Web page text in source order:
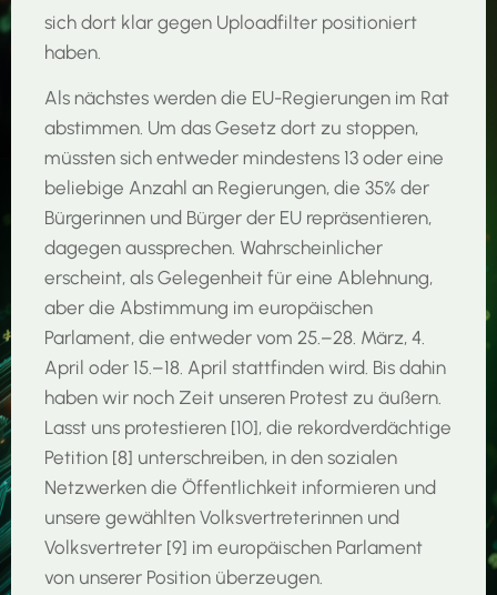
sich dort klar gegen Uploadfilter positioniert
haben.
Als nächstes werden die EU-Regierungen im Rat
abstimmen. Um das Gesetz dort zu stoppen,
müssten sich entweder mindestens 13 oder eine
beliebige Anzahl an Regierungen, die 35% der
Bürgerinnen und Bürger der EU repräsentieren,
dagegen aussprechen. Wahrscheinlicher
erscheint, als Gelegenheit für eine Ablehnung,
aber die Abstimmung im europäischen
Parlament, die entweder vom 25.–28. März, 4.
April oder 15.–18. April stattfinden wird. Bis dahin
haben wir noch Zeit unseren Protest zu äußern.
Lasst uns protestieren [10], die rekordverdächtige
Petition [8] unterschreiben, in den sozialen
Netzwerken die Öffentlichkeit informieren und
unsere gewählten Volksvertreterinnen und
Volksvertreter [9] im europäischen Parlament
von unserer Position überzeugen.